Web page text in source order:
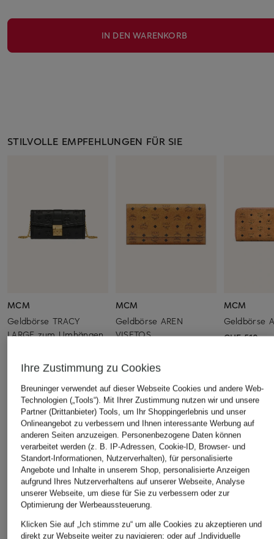
IN DEN WARENKORB
STILVOLLE EMPFEHLUNGEN FÜR SIE
MCM
Geldbörse TRACY
LARGE zum Umhängen
MCM
Geldbörse AREN
VISETOS
MCM
Geldbörse
CHF 510
ÄHNLICHE ARTIKEL ENTDECKEN
Ihre Zustimmung zu Cookies
Breuninger verwendet auf dieser Webseite Cookies und andere Web-
Technologien („Tools“). Mit Ihrer Zustimmung nutzen wir und unsere
Partner (Drittanbieter) Tools, um Ihr Shoppingerlebnis und unser
Onlineangebot zu verbessern und Ihnen interessante Werbung auf
anderen Seiten anzuzeigen. Personenbezogene Daten können
verarbeitet werden (z. B. IP-Adressen, Cookie-ID, Browser- und
Standort-Informationen, Nutzerverhalten), für personalisierte
Angebote und Inhalte in unserem Shop, personalisierte Anzeigen
aufgrund Ihres Nutzerverhaltens auf unserer Webseite, Analyse
unserer Webseite, um diese für Sie zu verbessern oder zur
Optimierung der Werbeaussteuerung.
Klicken Sie auf „Ich stimme zu“ um alle Cookies zu akzeptieren und
direkt zur Webseite weiter zu navigieren; oder auf „Individuelle